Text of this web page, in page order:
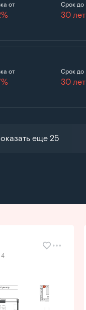
от Срок до
30 лет
от Срок до
30 лет
еще 25